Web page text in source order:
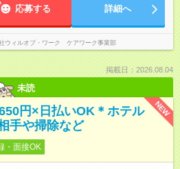
応募する 詳細へ
ウィルオブ・ワーク ケアワーク事業部
掲載日：2026.08.04
未読
NEW
円×日払いOK＊ホテル
手や掃除など
・面接OK